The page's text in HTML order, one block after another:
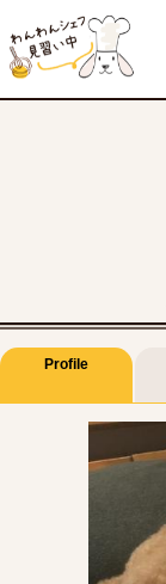
Profile